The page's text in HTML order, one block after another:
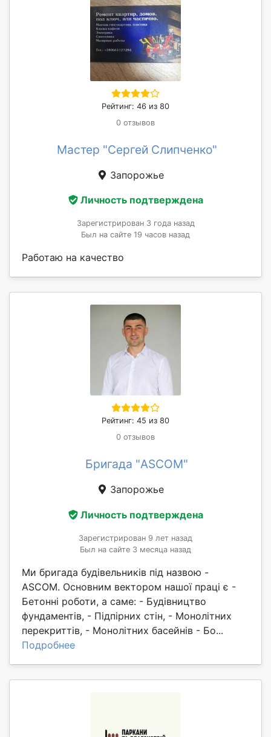
Рейтинг: 46 из 80
0 отзывов
Мастер "Сергей Слипченко"
Запорожье
Личность подтверждена
Зарегистрирован 3 года назад
Был на сайте 19 часов назад
Работаю на качество
Рейтинг: 45 из 80
0 отзывов
Бригада "ASCOM"
Запорожье
Личность подтверждена
Зарегистрирован 9 лет назад
Был на сайте 3 месяца назад
Ми бригада будівельників під назвою -
ASCOM. Основним вектором нашої праці є -
Бетонні роботи, а саме: - Будівництво
фундаментів, - Підпірних стін, - Монолітних
перекриттів, - Монолітних басейнів - Бо...
Подробнее